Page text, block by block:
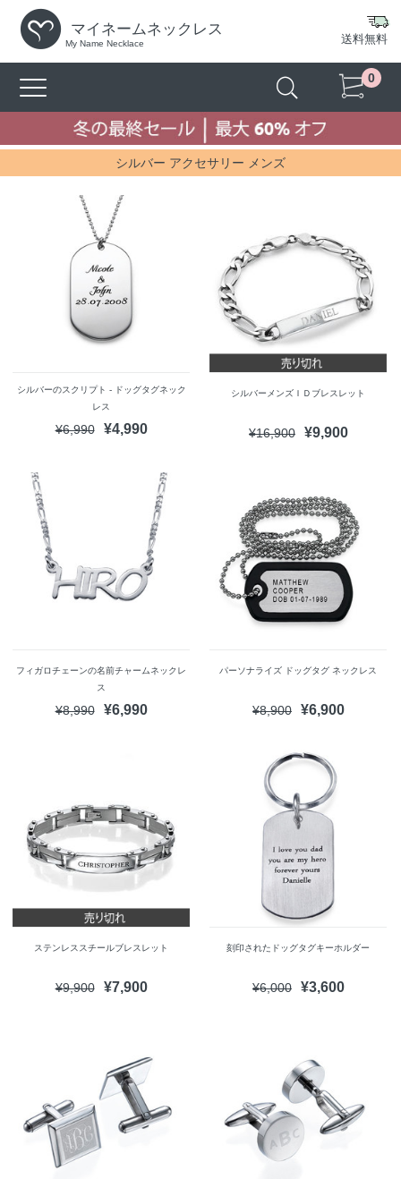
マイネームネックレス
My Name Necklace 送料無料
0
シルバー アクセサリー メンズ
シルバーのスクリプト - ドッグタグネック
レス
¥6,990 ¥4,990
シルバーメンズＩＤブレスレット
¥16,900 ¥9,900
フィガロチェーンの名前チャームネックレ
ス
¥8,990 ¥6,990
パーソナライズ ドッグタグ ネックレス
¥8,900 ¥6,900
ステンレススチールブレスレット
¥9,900 ¥7,900
刻印されたドッグタグキーホルダー
¥6,000 ¥3,600